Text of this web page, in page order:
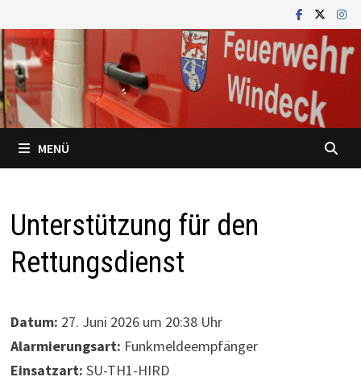
Inhalt
springen
MENÜ
Unterstützung für den
Rettungsdienst
Datum: 27. Juni 2026 um 20:38 Uhr
Alarmierungsart: Funkmeldeempfänger
Einsatzart: SU-TH1-HIRD